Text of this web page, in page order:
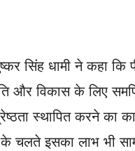
सिंह धामी ने कहा कि
और विकास के लिए
स्थापित करने
के चलते इसका लाभ भी